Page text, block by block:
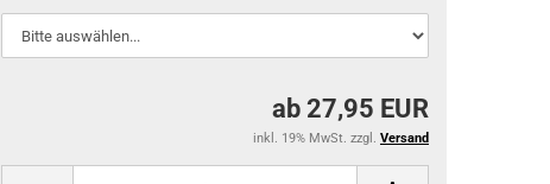
ab 27,95 EUR
inkl. 19% MwSt. zzgl. Versand